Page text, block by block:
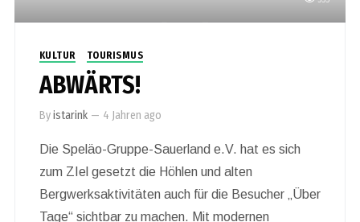
KULTUR TOURISMUS
ABWÄRTS!
Byistarink — 4 Jahren ago
Die Speläo-Gruppe-Sauerland e.V. hat es sich
zum ZIel gesetzt die Höhlen und alten
Bergwerksaktivitäten auch für die Besucher „Über
Tage“ sichtbar zu machen. Mit modernen